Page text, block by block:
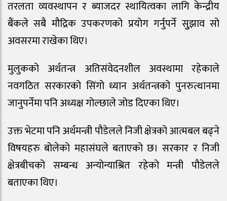
तरलता व्यवस्थापन र ब्याजदर स्थायित्वका लागि केन्द्रीय
बैंकले सबै मौद्रिक उपकरणको प्रयोग गर्नुपर्ने सुुझाव सो
अवसरमा राखेका थिए।
मुलुकको अर्थतन्त्र अतिसंवेदनशील अवस्थामा रहेकाले
नवगठित सरकारको सिंगो ध्यान अर्थतन्त्रको पुनरुत्थानमा
जानुपर्नेमा पनि अध्यक्ष गोल्छाले जोड दिएका थिए।
उक्त भेटमा पनि अर्थमन्त्री पौडेलले निजी क्षेत्रको आत्मबल बढ्ने
विषयहरु बोलेको महासंघले बताएको छ। सरकार र निजी
क्षेत्रबीचको सम्बन्ध अन्योन्याश्रित रहेको मन्त्री पौडेलले
बताएका थिए।